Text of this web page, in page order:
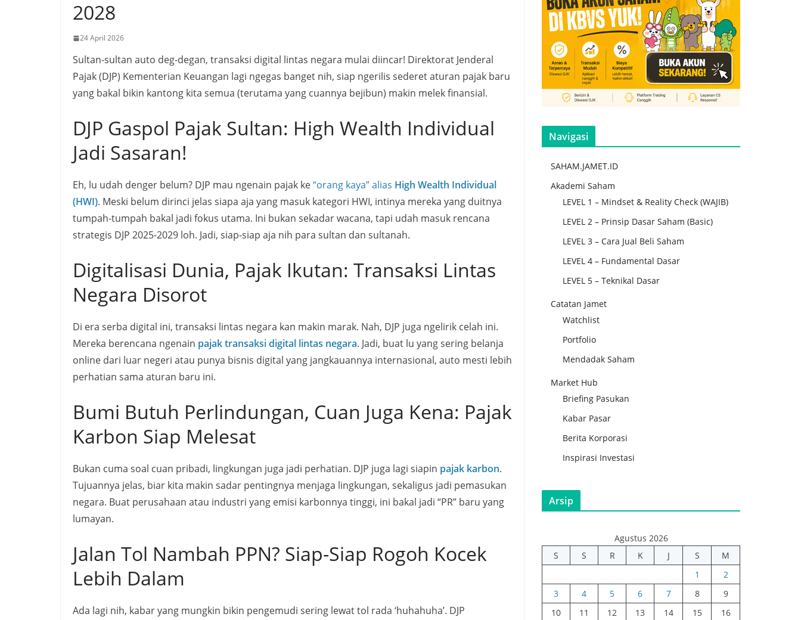
2028
24 April 2026
Sultan-sultan auto deg-degan, transaksi digital lintas negara mulai diincar! Direktorat Jenderal
Pajak (DJP) Kementerian Keuangan lagi ngegas banget nih, siap ngerilis sederet aturan pajak baru
yang bakal bikin kantong kita semua (terutama yang cuannya bejibun) makin melek finansial.
DJP Gaspol Pajak Sultan: High Wealth Individual
Jadi Sasaran!
Eh, lu udah denger belum? DJP mau ngenain pajak ke“orang kaya” alias High Wealth Individual
(HWI). Meski belum dirinci jelas siapa aja yang masuk kategori HWI, intinya mereka yang duitnya
tumpah-tumpah bakal jadi fokus utama. Ini bukan sekadar wacana, tapi udah masuk rencana
strategis DJP 2025-2029 loh. Jadi, siap-siap aja nih para sultan dan sultanah.
Digitalisasi Dunia, Pajak Ikutan: Transaksi Lintas
Negara Disorot
Di era serba digital ini, transaksi lintas negara kan makin marak. Nah, DJP juga ngelirik celah ini.
Mereka berencana ngenain pajak transaksi digital lintas negara. Jadi, buat lu yang sering belanja
online dari luar negeri atau punya bisnis digital yang jangkauannya internasional, auto mesti lebih
perhatian sama aturan baru ini.
Bumi Butuh Perlindungan, Cuan Juga Kena: Pajak
Karbon Siap Melesat
Bukan cuma soal cuan pribadi, lingkungan juga jadi perhatian. DJP juga lagi siapin pajak karbon.
Tujuannya jelas, biar kita makin sadar pentingnya menjaga lingkungan, sekaligus jadi pemasukan
negara. Buat perusahaan atau industri yang emisi karbonnya tinggi, ini bakal jadi “PR” baru yang
lumayan.
Jalan Tol Nambah PPN? Siap-Siap Rogoh Kocek
Lebih Dalam
Ada lagi nih, kabar yang mungkin bikin pengemudi sering lewat tol rada ‘huhahuha’. DJP
Navigasi
SAHAM.JAMET.ID
Akademi Saham
LEVEL 1 – Mindset & Reality Check (WAJIB)
LEVEL 2 – Prinsip Dasar Saham (Basic)
LEVEL 3 – Cara Jual Beli Saham
LEVEL 4 – Fundamental Dasar
LEVEL 5 – Teknikal Dasar
Catatan Jamet
Watchlist
Portfolio
Mendadak Saham
Market Hub
Briefing Pasukan
Kabar Pasar
Berita Korporasi
Inspirasi Investasi
Arsip
Agustus 2026
S
S R K J S
M
1
2
3
4 5 6 7 8
9
10
11 12 13 14 15
16